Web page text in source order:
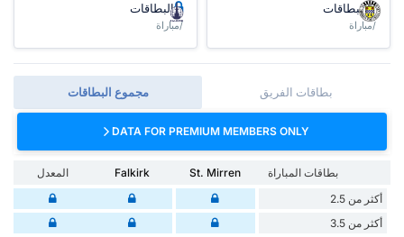
البطاقات
/مباراة
البطاقات
/مباراة
مجموع البطاقات بطاقات الفريق
DATA FOR PREMIUM MEMBERS ONLY
بطاقات المباراة St. Mirren
Falkirk
المعدل
أكثر من 2.5
أكثر من 3.5